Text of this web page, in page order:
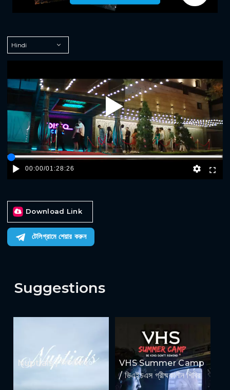
Play
00:00/01:28:26
Download Link
টেলিগ্রামে শেয়ার করুন
Suggestions
Nuptials / নিউজীয়াহ
VHS Summer Camp
/ ভিএইচএস গ্রীষ্মকালীন শিবির